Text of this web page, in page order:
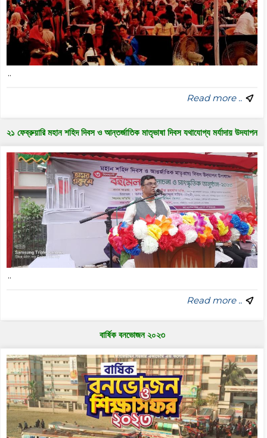
..
Read more ..
২১ ফেব্রুয়ারি মহান শহিদ দিবস ও আন্তর্জাতিক মাতৃভাষা দিবস যথাযোগ্য মর্যাদায় উদযাপন
..
Read more ..
বার্ষিক বনভোজন ২০২৩